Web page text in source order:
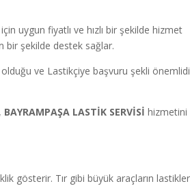
uygun fiyatlı ve hızlı bir şekilde hizmet
bir şekilde destek sağlar.
ve Lastikçiye başvuru şekli
BAYRAMPAŞA LASTİK SERVİSİhizmetini
gösterir. Tır gibi büyük araçların